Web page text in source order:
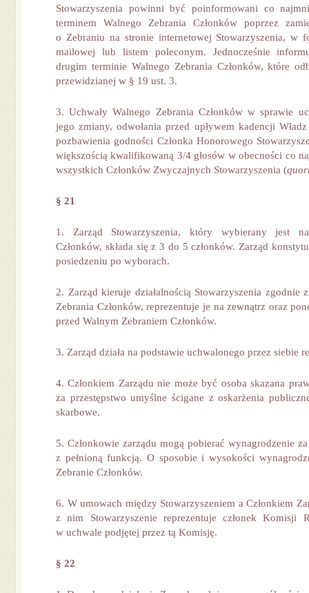
Stowarzyszenia powinni być poinformowani co
terminem Walnego Zebrania Członków poprzez
o Zebraniu na stronie internetowej Stowarzyszenia, w
mailowej lub listem poleconym. Jednocześnie
drugim terminie Walnego Zebrania Członków, które
przewidzianej w § 19 ust. 3.
3. Uchwały Walnego Zebrania Członków w sprawie
jego zmiany, odwołania przed upływem kadencji
pozbawienia godności Członka Honorowego
większością kwalifikowaną 3/4 głosów w obecności co
wszystkich Członków Zwyczajnych Stowarzyszenia (
§ 21
1. Zarząd Stowarzyszenia, który wybierany jest
Członków, składa się z 3 do 5 członków. Zarząd
posiedzeniu po wyborach.
2. Zarząd kieruje działalnością Stowarzyszenia zgodnie
Zebrania Członków, reprezentuje je na zewnątrz oraz
przed Walnym Zebraniem Członków.
3. Zarząd działa na podstawie uchwalonego przez siebie
4. Członkiem Zarządu nie może być osoba skazana
za przestępstwo umyślne ścigane z oskarżenia
skarbowe.
5. Członkowie zarządu mogą pobierać wynagrodzenie
z pełnioną funkcją. O sposobie i wysokości
Zebranie Członków.
6. W umowach między Stowarzyszeniem a Członkiem
z nim Stowarzyszenie reprezentuje członek Komisji
w uchwale podjętej przez tą Komisję.
§ 22